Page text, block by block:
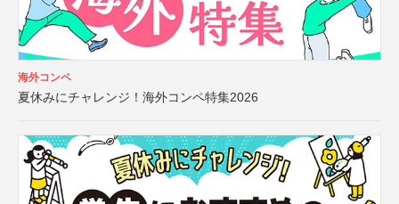
海外コンペ
夏休みにチャレンジ！海外コンペ特集2026